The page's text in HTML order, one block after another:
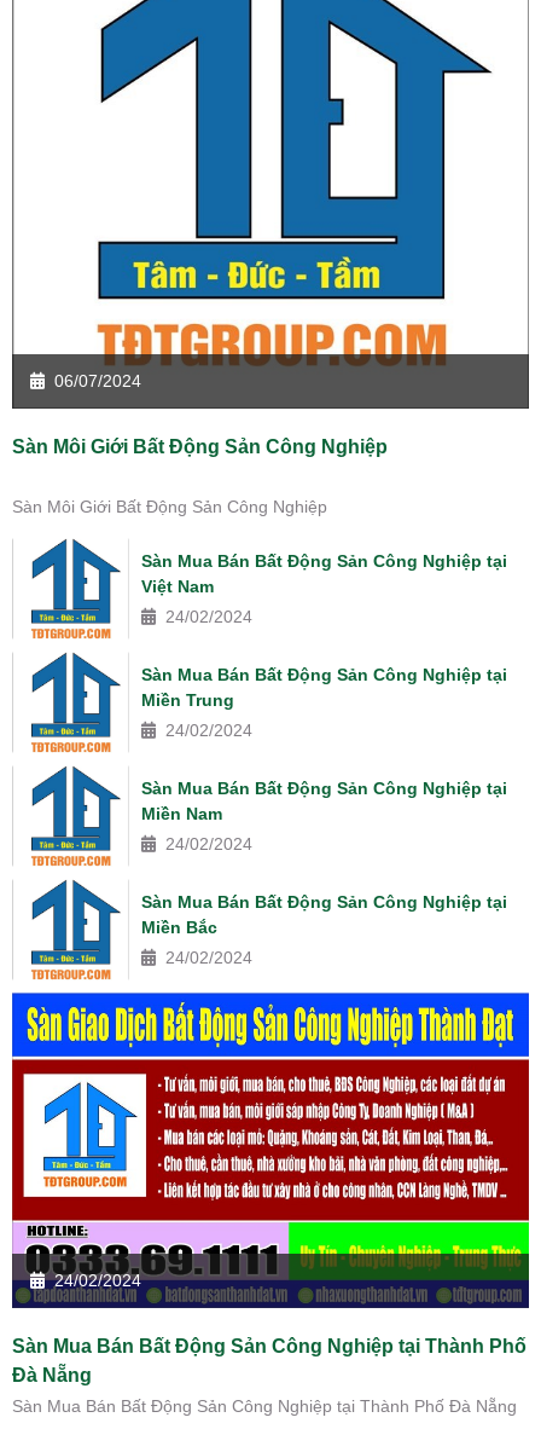
06/07/2024
Sàn Môi Giới Bất Động Sản Công Nghiệp
Sàn Môi Giới Bất Động Sản Công Nghiệp
Sàn Mua Bán Bất Động Sản Công Nghiệp tại
Việt Nam
24/02/2024
Sàn Mua Bán Bất Động Sản Công Nghiệp tại
Miền Trung
24/02/2024
Sàn Mua Bán Bất Động Sản Công Nghiệp tại
Miền Nam
24/02/2024
Sàn Mua Bán Bất Động Sản Công Nghiệp tại
Miền Bắc
24/02/2024
24/02/2024
Sàn Mua Bán Bất Động Sản Công Nghiệp tại Thành Phố
Đà Nẵng
Sàn Mua Bán Bất Động Sản Công Nghiệp tại Thành Phố Đà Nẵng